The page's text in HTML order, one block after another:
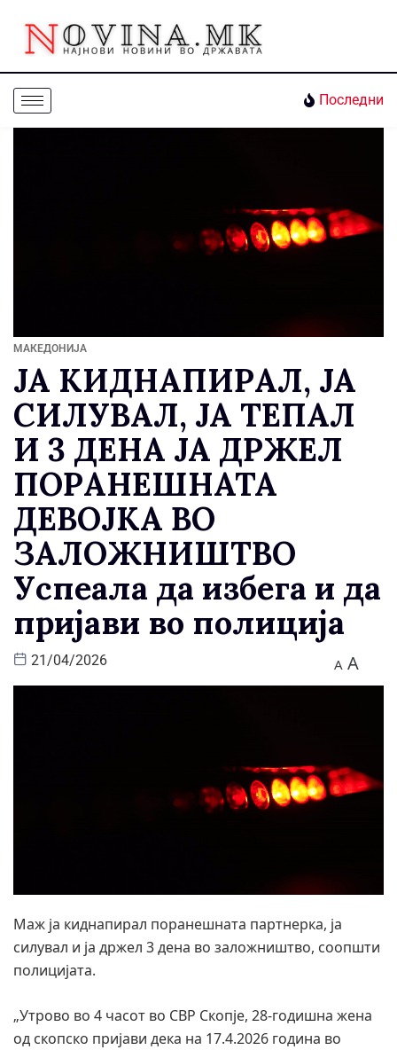
Последни
МАКЕДОНИЈА
ЈА КИДНАПИРАЛ, ЈА
СИЛУВАЛ, ЈА ТЕПАЛ
И 3 ДЕНА ЈА ДРЖЕЛ
ПОРАНЕШНАТА
ДЕВОЈКА ВО
ЗАЛОЖНИШТВО
Успеала да избега и да
пријави во полиција
21/04/2026 A A
Маж ја киднапирал поранешната партнерка, ја
силувал и ја држел 3 дена во заложништво, соопшти
полицијата.
„Утрово во 4 часот во СВР Скопје, 28-годишна жена
од скопско пријави дека на 17.4.2026 година во